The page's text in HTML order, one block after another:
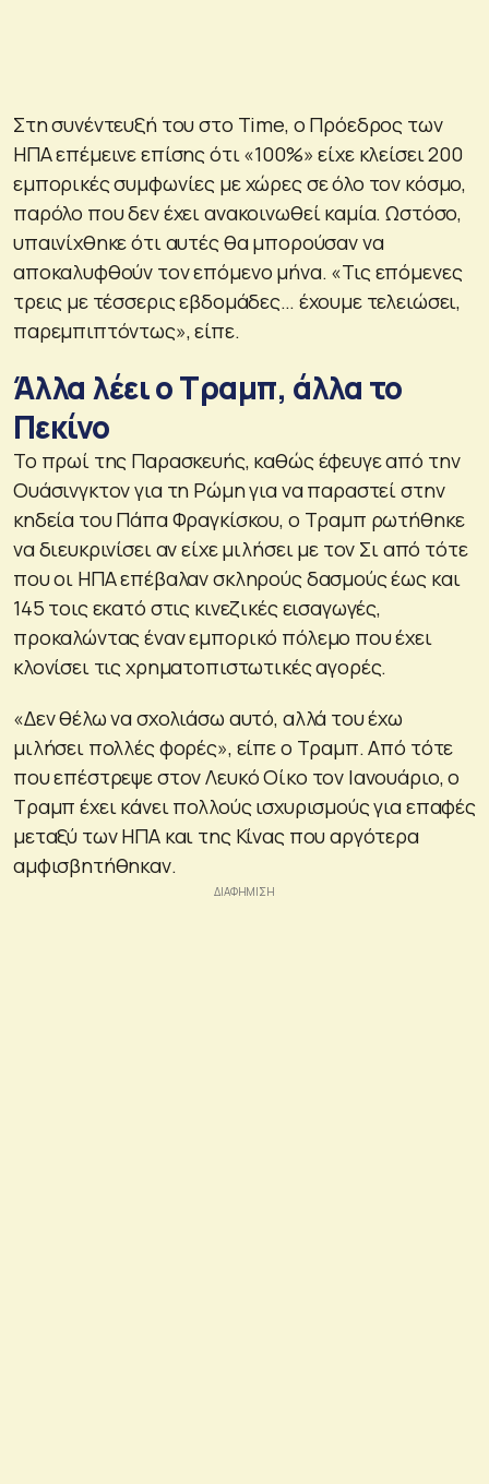
Στη συνέντευξή του στο Time, ο Πρόεδρος των
ΗΠΑ επέμεινε επίσης ότι «100%» είχε κλείσει 200
εμπορικές συμφωνίες με χώρες σε όλο τον κόσμο,
παρόλο που δεν έχει ανακοινωθεί καμία. Ωστόσο,
υπαινίχθηκε ότι αυτές θα μπορούσαν να
αποκαλυφθούν τον επόμενο μήνα. «Τις επόμενες
τρεις με τέσσερις εβδομάδες… έχουμε τελειώσει,
παρεμπιπτόντως», είπε.
Άλλα λέει ο Τραμπ, άλλα το
Πεκίνο
Το πρωί της Παρασκευής, καθώς έφευγε από την
Ουάσινγκτον για τη Ρώμη για να παραστεί στην
κηδεία του Πάπα Φραγκίσκου, ο Τραμπ ρωτήθηκε
να διευκρινίσει αν είχε μιλήσει με τον Σι από τότε
που οι ΗΠΑ επέβαλαν σκληρούς δασμούς έως και
145 τοις εκατό στις κινεζικές εισαγωγές,
προκαλώντας έναν εμπορικό πόλεμο που έχει
κλονίσει τις χρηματοπιστωτικές αγορές.
«Δεν θέλω να σχολιάσω αυτό, αλλά του έχω
μιλήσει πολλές φορές», είπε ο Τραμπ. Από τότε
που επέστρεψε στον Λευκό Οίκο τον Ιανουάριο, ο
Τραμπ έχει κάνει πολλούς ισχυρισμούς για επαφές
μεταξύ των ΗΠΑ και της Κίνας που αργότερα
αμφισβητήθηκαν.